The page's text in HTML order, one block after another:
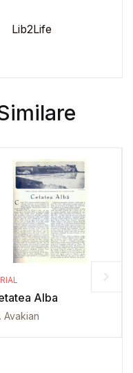
Lib2Life
Alba
Avakian